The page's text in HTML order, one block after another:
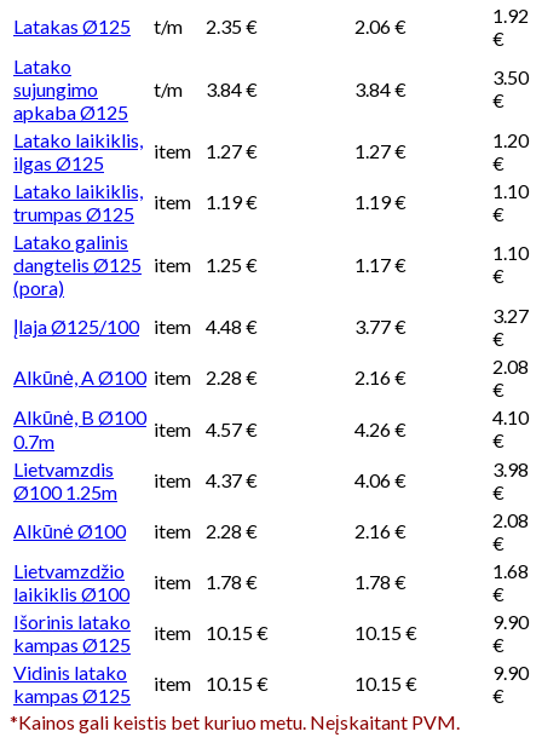
Latakas Ø125 t/m 2.35 € 2.06 €
1.92
€
Latako
sujungimo
apkaba Ø125
t/m 3.84 € 3.84 €
3.50
€
Latako laikiklis,
ilgas Ø125
item 1.27 € 1.27 €
1.20
€
Latako laikiklis,
trumpas Ø125
item 1.19 € 1.19 €
1.10
€
Latako galinis
dangtelis Ø125
(pora)
item 1.25 € 1.17 €
1.10
€
Įlaja Ø125/100 item 4.48 € 3.77 €
3.27
€
Alkūnė, A Ø100 item 2.28 € 2.16 €
2.08
€
Alkūnė, B Ø100
0.7m
item 4.57 € 4.26 €
4.10
€
Lietvamzdis
Ø100 1.25m
item 4.37 € 4.06 €
3.98
€
Alkūnė Ø100
item 2.28 € 2.16 €
2.08
€
Lietvamzdžio
laikiklis Ø100
item 1.78 € 1.78 €
1.68
€
Išorinis latako
kampas Ø125
item 10.15 € 10.15 €
9.90
€
Vidinis latako
kampas Ø125
item 10.15 € 10.15 €
9.90
€
*Kainos gali keistis bet kuriuo metu. Neįskaitant PVM.